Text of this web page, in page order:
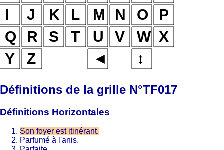
Définitions de la grille N°TF017
Définitions Horizontales
Son foyer est itinérant.
Parfumé à l'anis.